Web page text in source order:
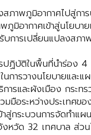
สภาพภูมิอากาศไปสู่กา
ภูมิอากาศเข้าสู่นโย
การเปลี่ยนแปลงส
ปฏิบัติในพื้นที่นำร่อง
การวางนโยบายแล
รและผังเมือง กระท
อระหว่างประเทศ
าสู่กระบวนการจัดท
หวัด 32 เทศบาล ส่